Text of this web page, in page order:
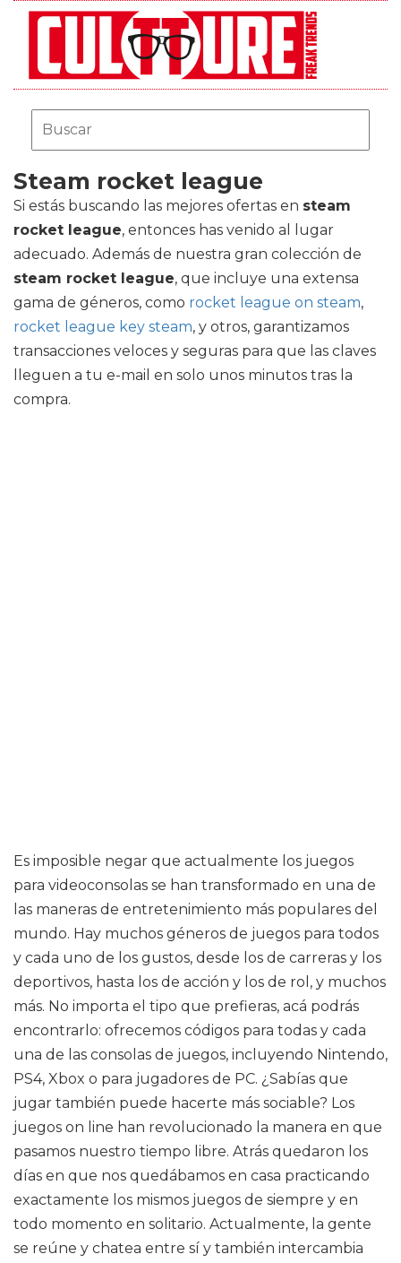
Steam rocket league
Si estás buscando las mejores ofertas en steam
rocket league, entonces has venido al lugar
adecuado. Además de nuestra gran colección de
steam rocket league, que incluye una extensa
gama de géneros, como rocket league on steam,
rocket league key steam, y otros, garantizamos
transacciones veloces y seguras para que las claves
lleguen a tu e-mail en solo unos minutos tras la
compra.
Es imposible negar que actualmente los juegos
para videoconsolas se han transformado en una de
las maneras de entretenimiento más populares del
mundo. Hay muchos géneros de juegos para todos
y cada uno de los gustos, desde los de carreras y los
deportivos, hasta los de acción y los de rol, y muchos
más. No importa el tipo que prefieras, acá podrás
encontrarlo: ofrecemos códigos para todas y cada
una de las consolas de juegos, incluyendo Nintendo,
PS4, Xbox o para jugadores de PC. ¿Sabías que
jugar también puede hacerte más sociable? Los
juegos on line han revolucionado la manera en que
pasamos nuestro tiempo libre. Atrás quedaron los
días en que nos quedábamos en casa practicando
exactamente los mismos juegos de siempre y en
todo momento en solitario. Actualmente, la gente
se reúne y chatea entre sí y también intercambia